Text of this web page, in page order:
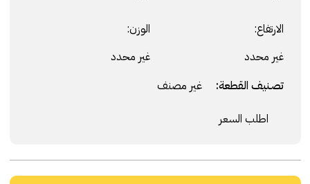
الارتفاع:
غير محدد
الوزن:
غير محدد
تصنيف القطعة: غير مصنف
اطلب السعر